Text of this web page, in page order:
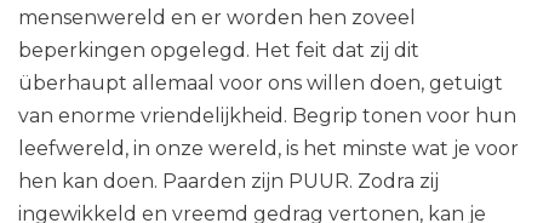
mensenwereld en er worden hen zoveel
beperkingen opgelegd. Het feit dat zij dit
überhaupt allemaal voor ons willen doen, getuigt
van enorme vriendelijkheid. Begrip tonen voor hun
leefwereld, in onze wereld, is het minste wat je voor
hen kan doen. Paarden zijn PUUR. Zodra zij
ingewikkeld en vreemd gedrag vertonen, kan je